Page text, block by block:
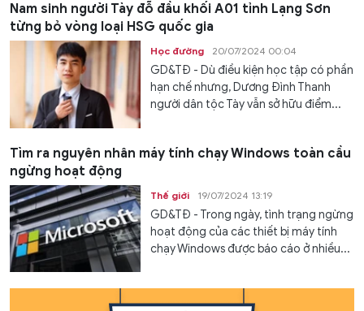
Nam sinh người Tày đỗ đầu khối A01 tỉnh Lạng Sơn
từng bỏ vòng loại HSG quốc gia
Học đường 20/07/2024 00:04
GD&TĐ - Dù điều kiện học tập có phần
hạn chế nhưng, Dương Đình Thanh
người dân tộc Tày vẫn sở hữu điểm...
Tìm ra nguyên nhân máy tính chạy Windows toàn cầu
ngừng hoạt động
Thế giới 19/07/2024 13:19
GD&TĐ - Trong ngày, tình trạng ngừng
hoạt động của các thiết bị máy tính
chạy Windows được báo cáo ở nhiều...